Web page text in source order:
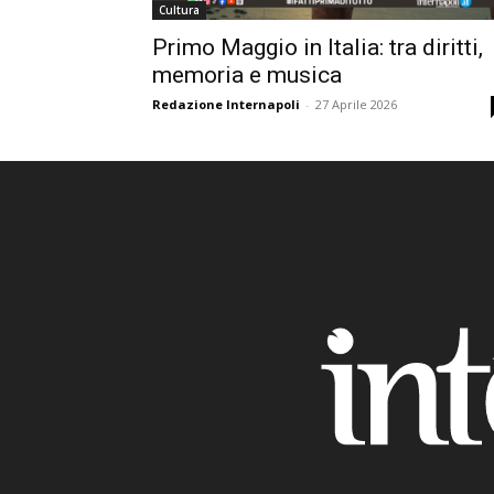
Cultura
Primo Maggio in Italia: tra diritti,
memoria e musica
Redazione Internapoli - 27 Aprile 2026